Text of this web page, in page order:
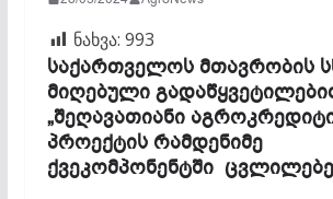
ნახვა: 993
საქართველოს მთავრობის
მიღებული
„შეღავათიანი
პროექტის რამდენიმე
ქვეკომპონენტში